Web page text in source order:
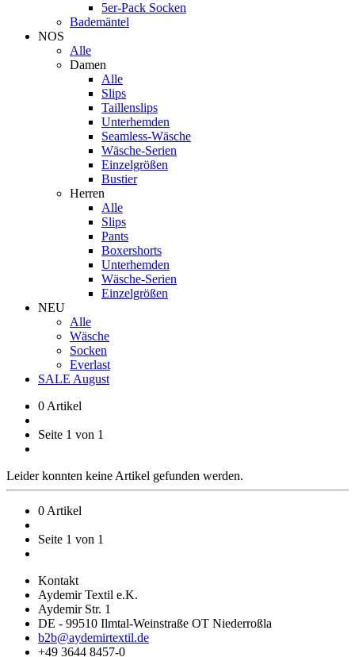
5er-Pack Socken
Bademäntel
NOS
Alle
Damen
Alle
Slips
Taillenslips
Unterhemden
Seamless-Wäsche
Wäsche-Serien
Einzelgrößen
Bustier
Herren
Alle
Slips
Pants
Boxershorts
Unterhemden
Wäsche-Serien
Einzelgrößen
NEU
Alle
Wäsche
Socken
Everlast
SALE August
0 Artikel
Seite 1 von 1
Leider konnten keine Artikel gefunden werden.
0 Artikel
Seite 1 von 1
Kontakt
Aydemir Textil e.K.
Aydemir Str. 1
DE - 99510 Ilmtal-Weinstraße OT Niederroßla
b2b@aydemirtextil.de
+49 3644 8457-0